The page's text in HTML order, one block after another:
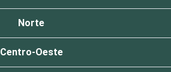
Norte
Centro-Oeste